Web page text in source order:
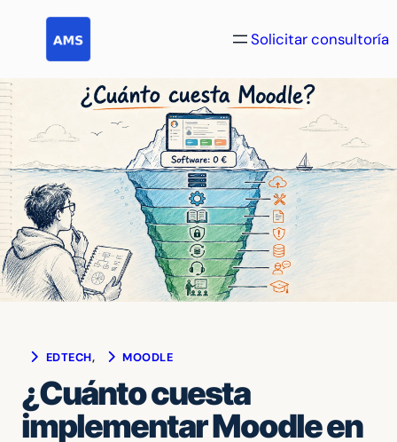
contenido
Solicitar consultoría
EDTECH, MOODLE
¿Cuánto cuesta
implementar Moodle en